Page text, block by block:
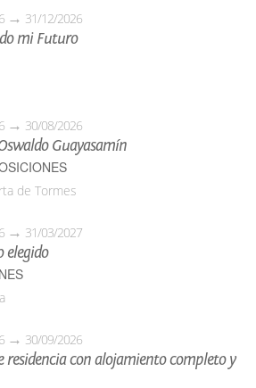
31/12/2026
mi Futuro
30/08/2026
Guayasamín
de Tormes
31/03/2027
elegido
30/09/2026
residencia con alojamiento completo y